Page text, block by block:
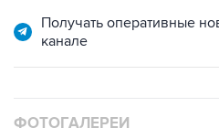
Получать оперативные
канале
ФОТОГАЛЕРЕИ